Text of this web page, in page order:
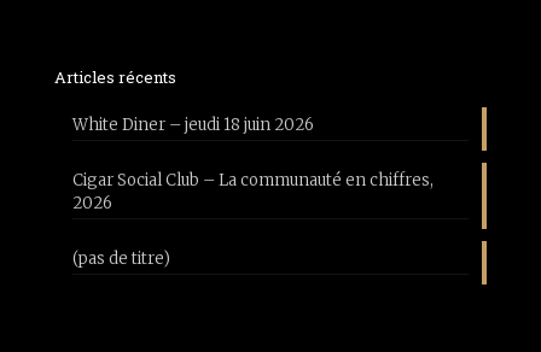
Articles récents
White Diner – jeudi 18 juin 2026
Cigar Social Club – La communauté en chiffres,
2026
(pas de titre)